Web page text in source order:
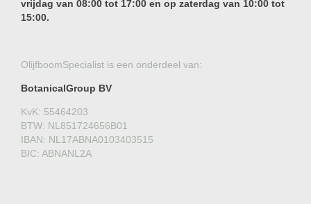
vrijdag van 08:00 tot 17:00 en op zaterdag van 10:00 tot
15:00.
OlijfboomSpecialist is een onderdeel van:
BotanicalGroup BV
KvK: 55464203
BTW: NL851724656B01
IBAN: NL17ABNA0103403515
BIC: ABNANL2A